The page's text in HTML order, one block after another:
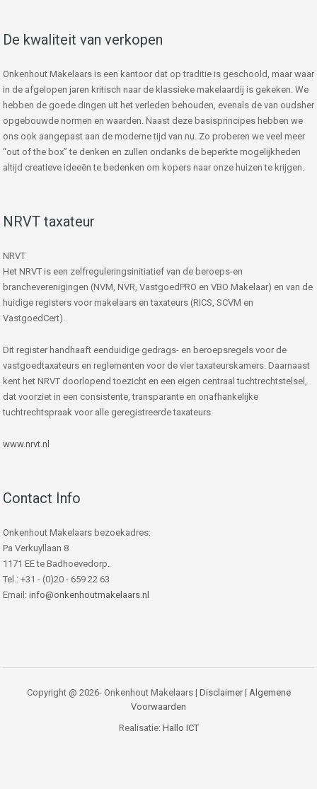
De kwaliteit van verkopen
Onkenhout Makelaars is een kantoor dat op traditie is geschoold, maar waar
in de afgelopen jaren kritisch naar de klassieke makelaardij is gekeken. We
hebben de goede dingen uit het verleden behouden, evenals de van oudsher
opgebouwde normen en waarden. Naast deze basisprincipes hebben we
ons ook aangepast aan de moderne tijd van nu. Zo proberen we veel meer
“out of the box” te denken en zullen ondanks de beperkte mogelijkheden
altijd creatieve ideeën te bedenken om kopers naar onze huizen te krijgen.
NRVT taxateur
NRVT
Het NRVT is een zelfreguleringsinitiatief van de beroeps-en
brancheverenigingen (NVM, NVR, VastgoedPRO en VBO Makelaar) en van de
huidige registers voor makelaars en taxateurs (RICS, SCVM en
VastgoedCert).
Dit register handhaaft eenduidige gedrags- en beroepsregels voor de
vastgoedtaxateurs en reglementen voor de vier taxateurskamers. Daarnaast
kent het NRVT doorlopend toezicht en een eigen centraal tuchtrechtstelsel,
dat voorziet in een consistente, transparante en onafhankelijke
tuchtrechtspraak voor alle geregistreerde taxateurs.
www.nrvt.nl
Contact Info
Onkenhout Makelaars bezoekadres:
Pa Verkuyllaan 8
1171 EE te Badhoevedorp.
Tel.: +31 - (0)20 - 659 22 63
Email: info@onkenhoutmakelaars.nl
Copyright @ 2026- Onkenhout Makelaars | Disclaimer| Algemene
Voorwaarden
Realisatie: Hallo ICT